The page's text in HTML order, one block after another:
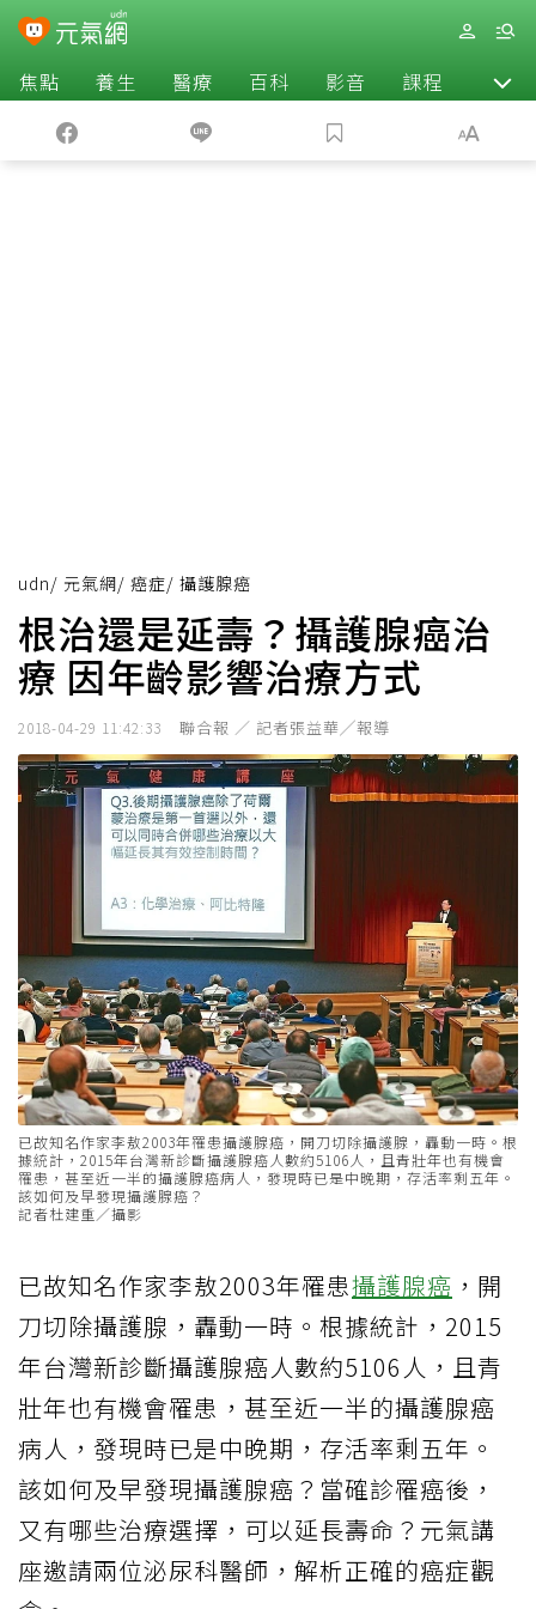
焦點 養生 醫療 百科 影音 課程 退休
udn/ 元氣網/ 癌症/ 攝護腺癌
根治還是延壽？攝護腺癌治
療 因年齡影響治療方式
2018-04-29 11:42:33 聯合報 ／ 記者張益華╱報導
已故知名作家李敖2003年罹患攝護腺癌，開刀切除攝護腺，轟動一時。根
據統計，2015年台灣新診斷攝護腺癌人數約5106人，且青壯年也有機會
罹患，甚至近一半的攝護腺癌病人，發現時已是中晚期，存活率剩五年。
該如何及早發現攝護腺癌？
記者杜建重／攝影
已故知名作家李敖2003年罹患攝護腺癌 ，開
刀切除攝護腺，轟動一時。根據統計，2015
年台灣新診斷攝護腺癌人數約5106人，且青
壯年也有機會罹患，甚至近一半的攝護腺癌
病人，發現時已是中晚期，存活率剩五年。
該如何及早發現攝護腺癌？當確診罹癌後，
又有哪些治療選擇，可以延長壽命？元氣講
座邀請兩位泌尿科醫師，解析正確的癌症觀